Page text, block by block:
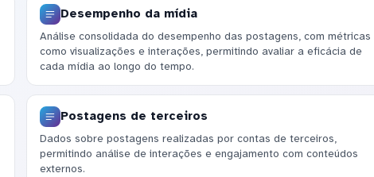
Desempenho da mídia
Análise consolidada do desempenho das postagens, com métricas
como visualizações e interações, permitindo avaliar a eficácia de
cada mídia ao longo do tempo.
Postagens de terceiros
Dados sobre postagens realizadas por contas de terceiros,
permitindo análise de interações e engajamento com conteúdos
externos.